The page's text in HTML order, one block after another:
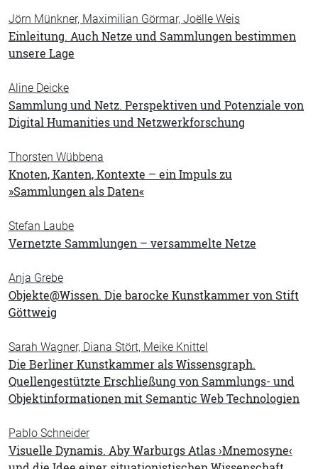
Jörn Münkner, Maximilian Görmar, Joëlle Weis
Einleitung. Auch Netze und Sammlungen bestimmen
unsere Lage
Aline Deicke
Sammlung und Netz. Perspektiven und Potenziale von
Digital Humanities und Netzwerkforschung
Thorsten Wübbena
Knoten, Kanten, Kontexte – ein Impuls zu
»Sammlungen als Daten«
Stefan Laube
Vernetzte Sammlungen – versammelte Netze
Anja Grebe
Objekte@Wissen. Die barocke Kunstkammer von Stift
Göttweig
Sarah Wagner, Diana Stört, Meike Knittel
Die Berliner Kunstkammer als Wissensgraph.
Quellengestützte Erschließung von Sammlungs- und
Objektinformationen mit Semantic Web Technologien
Pablo Schneider
Visuelle Dynamis. Aby Warburgs Atlas ›Mnemosyne‹